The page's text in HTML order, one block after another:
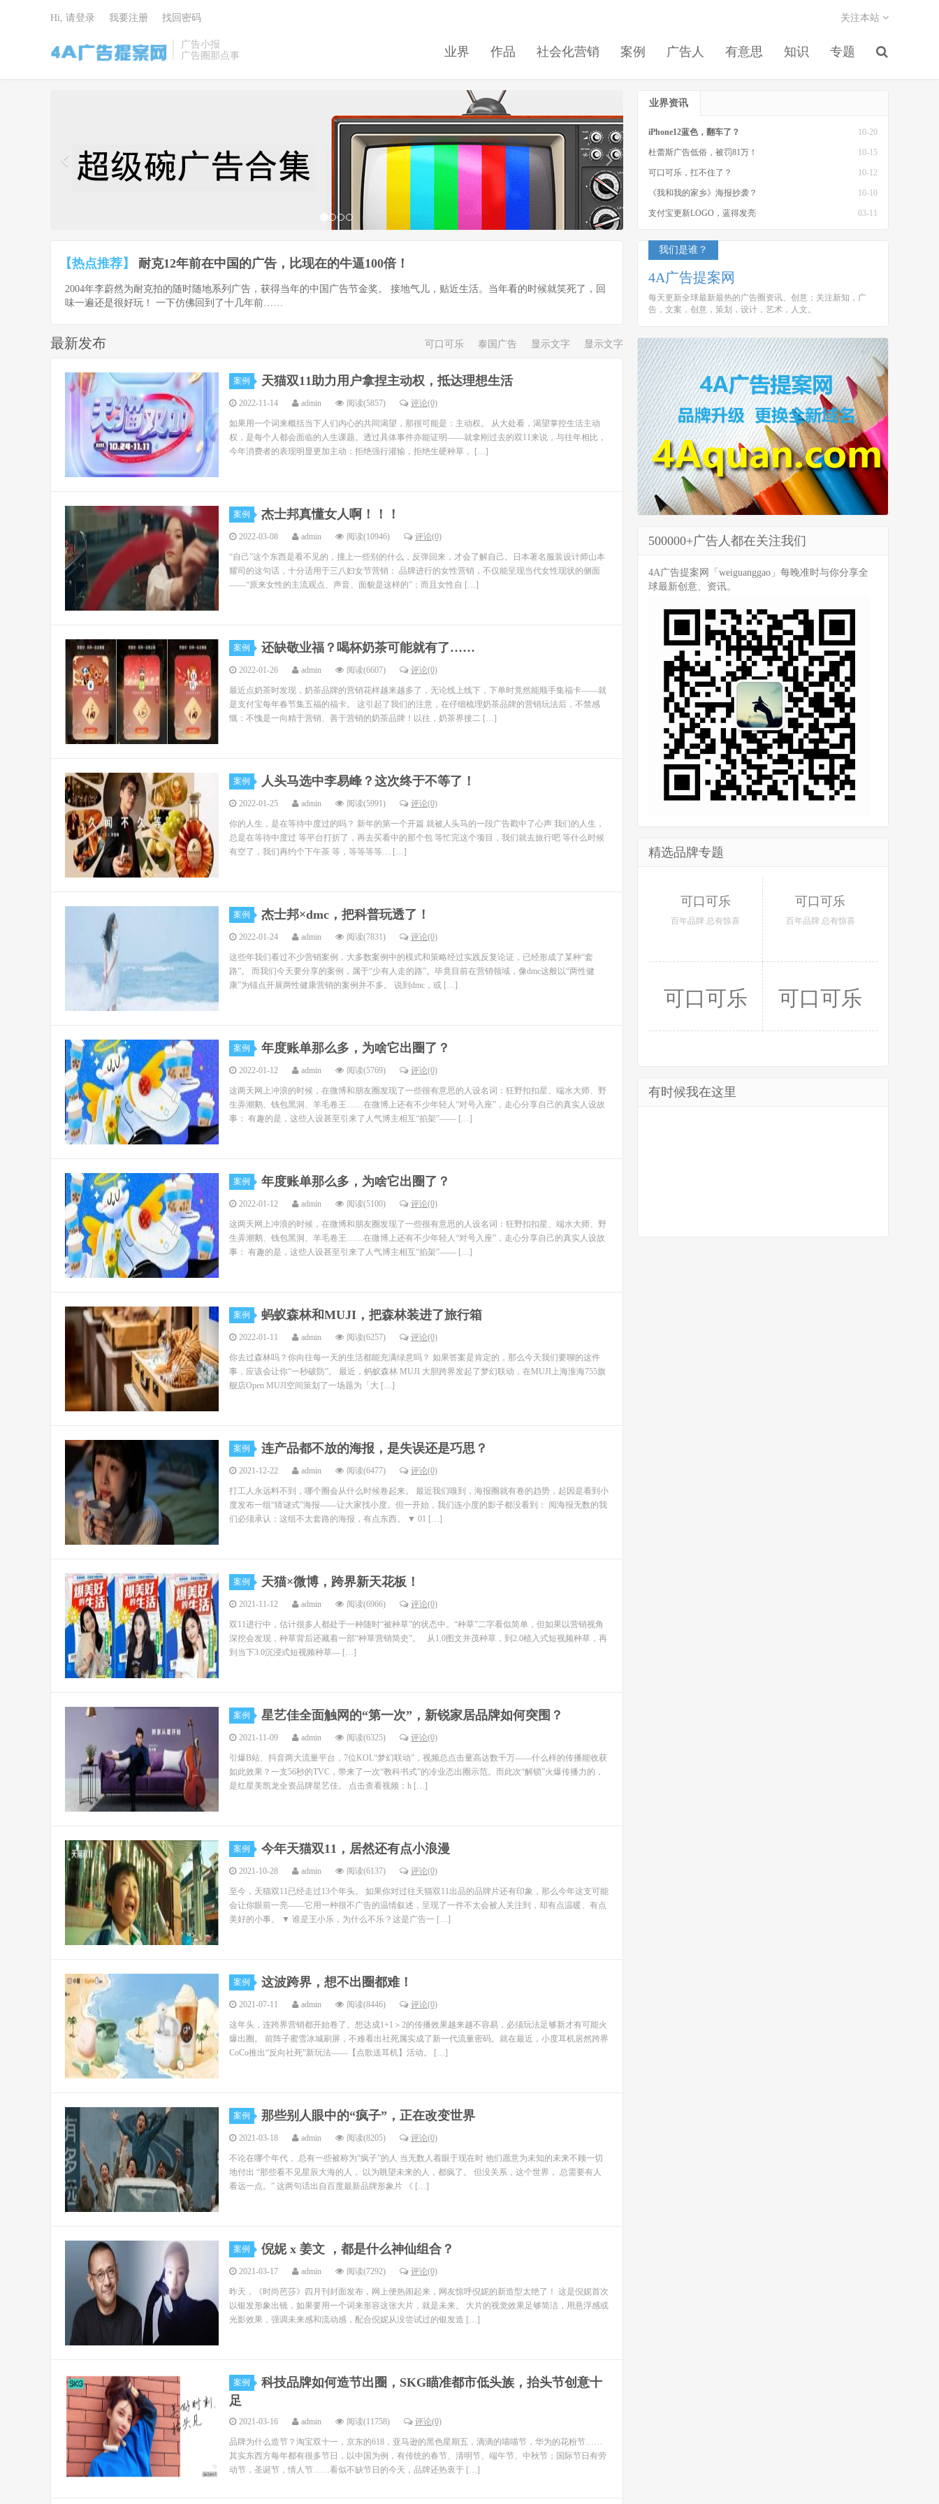
圈那点事
广告小报
广告圈那点事
业界 作品 社会化营销 案例 广告人 有意思 知识 专题
关注本站
Hi, 请登录 我要注册 找回密码
【热点推荐】 耐克12年前在中国的广告，比现在的牛逼100倍！
2004年李蔚然为耐克拍的随时随地系列广告，获得当年的中国广告节金奖。 接地气儿，贴近生活。当年看的时候就笑死了，回
味一遍还是很好玩！ 一下仿佛回到了十几年前……
最新发布 可口可乐 泰国广告 显示文字 显示文字
案例 天猫双11助力用户拿捏主动权，抵达理想生活
2022-11-14 admin 阅读(5857) 评论(0)
如果用一个词来概括当下人们内心的共同渴望，那很可能是：主动权。 从大处看，渴望掌控生活主动
权，是每个人都会面临的人生课题。透过具体事件亦能证明——就拿刚过去的双11来说，与往年相比，
今年消费者的表现明显更加主动：拒绝强行灌输，拒绝生硬种草， […]
案例 杰士邦真懂女人啊！！！
2022-03-08 admin 阅读(10946) 评论(0)
“自己”这个东西是看不见的，撞上一些别的什么，反弹回来，才会了解自己。日本著名服装设计师山本
耀司的这句话，十分适用于三八妇女节营销： 品牌进行的女性营销，不仅能呈现当代女性现状的侧面
——“原来女性的主流观点、声音、面貌是这样的”；而且女性自 […]
案例 还缺敬业福？喝杯奶茶可能就有了……
2022-01-26 admin 阅读(6607) 评论(0)
最近点奶茶时发现，奶茶品牌的营销花样越来越多了，无论线上线下，下单时竟然能顺手集福卡——就
是支付宝每年春节集五福的福卡。 这引起了我们的注意，在仔细梳理奶茶品牌的营销玩法后，不禁感
慨：不愧是一向精于营销、善于营销的奶茶品牌！以往，奶茶界接二 […]
案例 人头马选中李易峰？这次终于不等了！
2022-01-25 admin 阅读(5991) 评论(0)
你的人生，是在等待中度过的吗？ 新年的第一个开篇 就被人头马的一段广告戳中了心声 我们的人生，
总是在等待中度过 等平台打折了，再去买看中的那个包 等忙完这个项目，我们就去旅行吧 等什么时候
有空了，我们再约个下午茶 等，等等等等… […]
案例 杰士邦×dmc，把科普玩透了！
2022-01-24 admin 阅读(7831) 评论(0)
这些年我们看过不少营销案例，大多数案例中的模式和策略经过实践反复论证，已经形成了某种“套
路”。 而我们今天要分享的案例，属于“少有人走的路”。毕竟目前在营销领域，像dmc这般以“两性健
康”为锚点开展两性健康营销的案例并不多。 说到dmc，或 […]
案例 年度账单那么多，为啥它出圈了？
2022-01-12 admin 阅读(5769) 评论(0)
这两天网上冲浪的时候，在微博和朋友圈发现了一些很有意思的人设名词：狂野扣扣星、端水大师、野
生弄潮鹅、钱包黑洞、羊毛卷王……在微博上还有不少年轻人“对号入座”，走心分享自己的真实人设故
事： 有趣的是，这些人设甚至引来了人气博主相互“掐架”—— […]
案例 年度账单那么多，为啥它出圈了？
2022-01-12 admin 阅读(5100) 评论(0)
这两天网上冲浪的时候，在微博和朋友圈发现了一些很有意思的人设名词：狂野扣扣星、端水大师、野
生弄潮鹅、钱包黑洞、羊毛卷王……在微博上还有不少年轻人“对号入座”，走心分享自己的真实人设故
事： 有趣的是，这些人设甚至引来了人气博主相互“掐架”—— […]
案例 蚂蚁森林和MUJI，把森林装进了旅行箱
2022-01-11 admin 阅读(6257) 评论(0)
你去过森林吗？你向往每一天的生活都能充满绿意吗？ 如果答案是肯定的，那么今天我们要聊的这件
事，应该会让你“一秒破防”。 最近，蚂蚁森林 MUJI 大胆跨界发起了梦幻联动，在MUJI上海淮海755旗
舰店Open MUJI空间策划了一场题为「大 […]
案例 连产品都不放的海报，是失误还是巧思？
2021-12-22 admin 阅读(6477) 评论(0)
打工人永远料不到，哪个圈会从什么时候卷起来。 最近我们嗅到，海报圈就有卷的趋势，起因是看到小
度发布一组“猜谜式”海报——让大家找小度。但一开始，我们连小度的影子都没看到： 阅海报无数的我
们必须承认：这组不太套路的海报，有点东西。 ▼ 01 […]
案例 天猫×微博，跨界新天花板！
2021-11-12 admin 阅读(6966) 评论(0)
双11进行中，估计很多人都处于一种随时“被种草”的状态中。“种草”二字看似简单，但如果以营销视角
深挖会发现，种草背后还藏着一部“种草营销简史”。 从1.0图文并茂种草，到2.0植入式短视频种草，再
到当下3.0沉浸式短视频种草— […]
案例 星艺佳全面触网的“第一次”，新锐家居品牌如何突围？
2021-11-09 admin 阅读(6325) 评论(0)
引爆B站、抖音两大流量平台，7位KOL“梦幻联动”，视频总点击量高达数千万——什么样的传播能收获
如此效果？一支56秒的TVC，带来了一次“教科书式”的冷业态出圈示范。而此次“解锁”火爆传播力的，
是红星美凯龙全资品牌星艺佳。 点击查看视频：h […]
案例 今年天猫双11，居然还有点小浪漫
2021-10-28 admin 阅读(6137) 评论(0)
至今，天猫双11已经走过13个年头。 如果你对过往天猫双11出品的品牌片还有印象，那么今年这支可能
会让你眼前一亮——它用一种很不广告的温情叙述，呈现了一件不太会被人关注到，却有点温暖、有点
美好的小事。 ▼ 谁是王小乐，为什么不乐？这是广告一 […]
案例 这波跨界，想不出圈都难！
2021-07-11 admin 阅读(8446) 评论(0)
这年头，连跨界营销都开始卷了。想达成1+1＞2的传播效果越来越不容易，必须玩法足够新才有可能火
爆出圈。 前阵子蜜雪冰城刷屏，不难看出社死属实成了新一代流量密码。就在最近，小度耳机居然跨界
CoCo推出“反向社死”新玩法——【点歌送耳机】活动。 […]
案例 那些别人眼中的“疯子”，正在改变世界
2021-03-18 admin 阅读(8205) 评论(0)
不论在哪个年代， 总有一些被称为“疯子”的人 当无数人着眼于现在时 他们愿意为未知的未来不顾一切
地付出 “那些看不见星辰大海的人， 以为眺望未来的人，都疯了。 但没关系，这个世界， 总需要有人
看远一点。” 这两句话出自百度最新品牌形象片 《 […]
案例 倪妮 x 姜文 ，都是什么神仙组合？
2021-03-17 admin 阅读(7292) 评论(0)
昨天，《时尚芭莎》四月刊封面发布，网上便热闹起来，网友惊呼倪妮的新造型太绝了！ 这是倪妮首次
以银发形象出镜，如果要用一个词来形容这张大片，就是未来。 大片的视觉效果足够简洁，用悬浮感或
光影效果，强调未来感和流动感，配合倪妮从没尝试过的银发造 […]
案例
科技品牌如何造节出圈，SKG瞄准都市低头族，抬头节创意十
足
2021-03-16 admin 阅读(11758) 评论(0)
品牌为什么造节？淘宝双十一，京东的618，亚马逊的黑色星期五，滴滴的喵喵节，华为的花粉节……
其实东西方每年都有很多节日，以中国为例，有传统的春节、清明节、端午节、中秋节；国际节日有劳
动节，圣诞节，情人节……看似不缺节日的今天，品牌还热衷于 […]
业界资讯
10-20
iPhone12蓝色，翻车了？
10-15
杜蕾斯广告低俗，被罚81万！
10-12
可口可乐，扛不住了？
10-10
《我和我的家乡》海报抄袭？
03-11
支付宝更新LOGO，蓝得发亮
我们是谁？
4A广告提案网
每天更新全球最新最热的广告圈资讯、创意；关注新知，广
告，文案，创意，策划，设计，艺术，人文。
500000+广告人都在关注我们
4A广告提案网「weiguanggao」每晚准时与你分享全
球最新创意、资讯。
精选品牌专题
可口可乐
百年品牌 总有惊喜
可口可乐
百年品牌 总有惊喜
可口可乐 可口可乐
有时候我在这里